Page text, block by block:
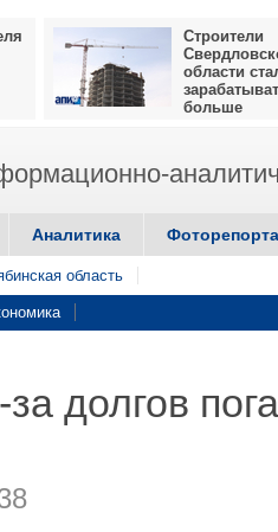
Строители
области
больше
Аналитика
область
долгов